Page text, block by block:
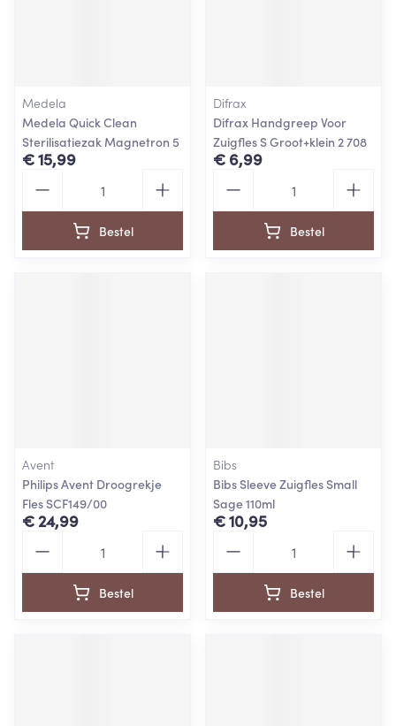
Medela
Medela Quick Clean
Sterilisatiezak Magnetron 5
€ 15,99
Bestel
Difrax
Difrax Handgreep Voor
Zuigfles S Groot+klein 2 708
€ 6,99
Bestel
Avent
Philips Avent Droogrekje
Fles SCF149/00
€ 24,99
Bestel
Bibs
Bibs Sleeve Zuigfles Small
Sage 110ml
€ 10,95
Bestel